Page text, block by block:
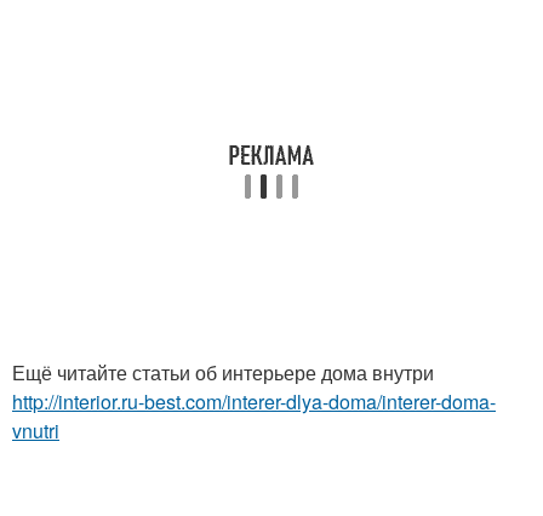
Ещё читайте статьи об интерьере дома внутри
http://interior.ru-best.com/interer-dlya-doma/interer-doma-
vnutri